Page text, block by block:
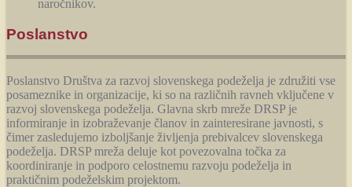
naročnikov.
Poslanstvo
Poslanstvo Društva za razvoj slovenskega podeželja je združiti vse
posameznike in organizacije, ki so na različnih ravneh vključene v
razvoj slovenskega podeželja. Glavna skrb mreže DRSP je
informiranje in izobraževanje članov in zainteresirane javnosti, s
čimer zasledujemo izboljšanje življenja prebivalcev slovenskega
podeželja. DRSP mreža deluje kot povezovalna točka za
koordiniranje in podporo celostnemu razvoju podeželja in
praktičnim podeželskim projektom.